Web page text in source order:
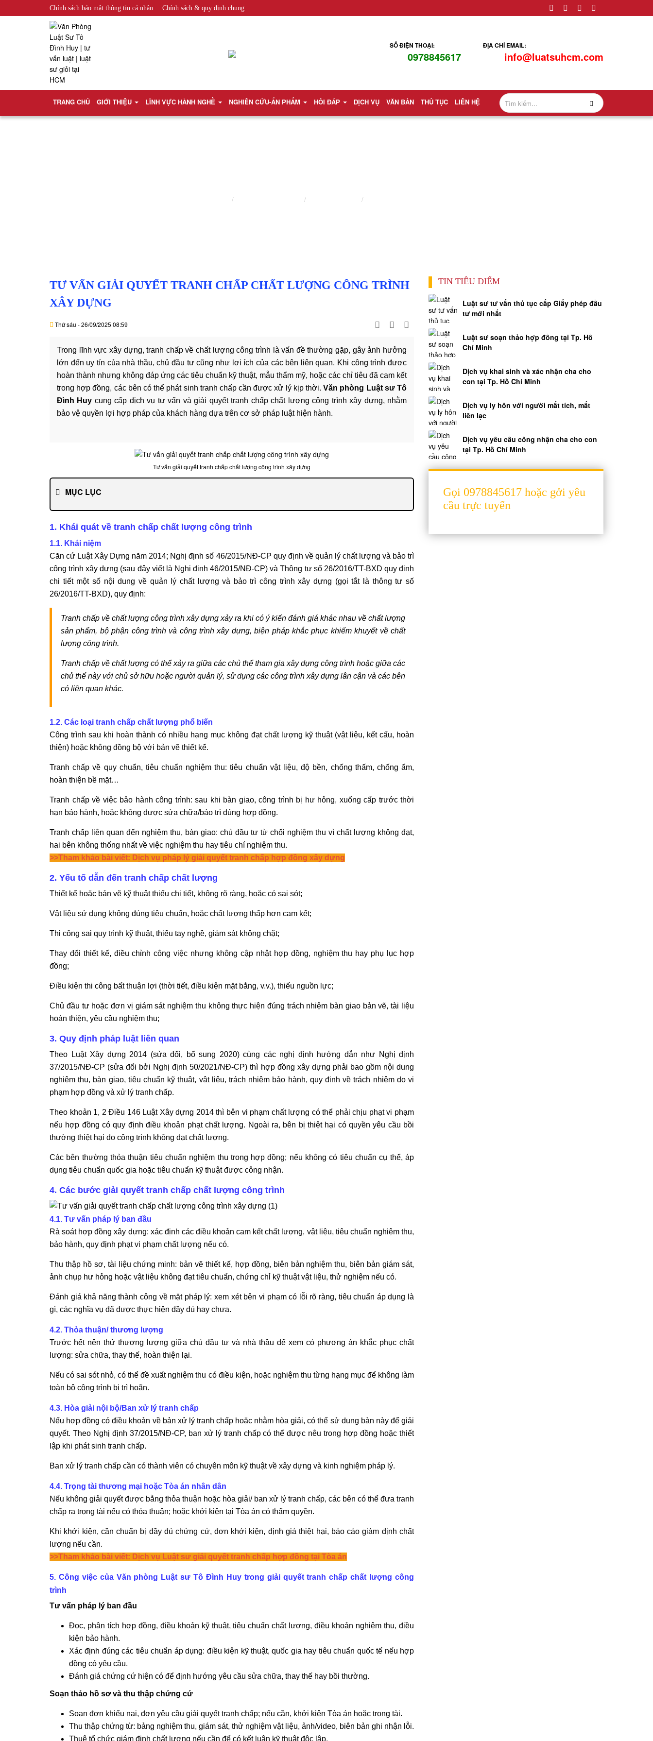
Chính sách bảo mật thông tin cá nhân Chính sách & quy định chung
SỐ ĐIỆN THOẠI:
0978845617
ĐỊA CHỈ EMAIL:
info@luatsuhcm.com
TRANG CHỦ GIỚI THIỆU LĨNH VỰC HÀNH NGHỀ NGHIÊN CỨU-ẤN PHẨM HỎI ĐÁP DỊCH VỤ VĂN BẢN THỦ TỤC LIÊN HỆ
TƯ VẤN GIẢI QUYẾT TRANH CHẤP CHẤT LƯỢNG CÔNG TRÌNH
XÂY DỰNG
Thứ sáu - 26/09/2025 08:59
Trong lĩnh vực xây dựng, tranh chấp về chất lượng công trình là vấn đề thường gặp, gây ảnh hưởng
lớn đến uy tín của nhà thầu, chủ đầu tư cũng như lợi ích của các bên liên quan. Khi công trình được
hoàn thành nhưng không đáp ứng các tiêu chuẩn kỹ thuật, mẫu thẩm mỹ, hoặc các chỉ tiêu đã cam kết
trong hợp đồng, các bên có thể phát sinh tranh chấp cần được xử lý kịp thời.Văn phòng Luật sư Tô
Đình Huy cung cấp dịch vụ tư vấn và giải quyết tranh chấp chất lượng công trình xây dựng, nhằm
bảo vệ quyền lợi hợp pháp của khách hàng dựa trên cơ sở pháp luật hiện hành.
Tư vấn giải quyết tranh chấp chất lượng công trình xây dựng
MỤC LỤC
1. Khái quát về tranh chấp chất lượng công trình
1.1. Khái niệm
Căn cứ Luật Xây Dựng năm 2014; Nghị định số 46/2015/NĐ-CP quy định về quản lý chất lượng và bảo trì
công trình xây dựng (sau đây viết là Nghị định 46/2015/NĐ-CP) và Thông tư số 26/2016/TT-BXD quy định
chi tiết một số nội dung về quản lý chất lượng và bảo trì công trình xây dựng (gọi tắt là thông tư số
26/2016/TT-BXD), quy định:
Tranh chấp về chất lượng công trình xây dựng xảy ra khi có ý kiến đánh giá khác nhau về chất lượng
sản phẩm, bộ phận công trình và công trình xây dựng, biện pháp khắc phục khiếm khuyết về chất
lượng công trình.
Tranh chấp về chất lượng có thể xảy ra giữa các chủ thể tham gia xây dựng công trình hoặc giữa các
chủ thể này với chủ sở hữu hoặc người quản lý, sử dụng các công trình xây dựng lân cận và các bên
có liên quan khác.
1.2. Các loại tranh chấp chất lượng phổ biến
Công trình sau khi hoàn thành có nhiều hạng mục không đạt chất lượng kỹ thuật (vật liệu, kết cấu, hoàn
thiện) hoặc không đồng bộ với bản vẽ thiết kế.
Tranh chấp về quy chuẩn, tiêu chuẩn nghiệm thu: tiêu chuẩn vật liệu, độ bền, chống thấm, chống ẩm,
hoàn thiện bề mặt…
Tranh chấp về việc bảo hành công trình: sau khi bàn giao, công trình bị hư hỏng, xuống cấp trước thời
hạn bảo hành, hoặc không được sửa chữa/bảo trì đúng hợp đồng.
Tranh chấp liên quan đến nghiệm thu, bàn giao: chủ đầu tư từ chối nghiệm thu vì chất lượng không đạt,
hai bên không thống nhất về việc nghiệm thu hay tiêu chí nghiệm thu.
>>Tham khảo bài viết: Dịch vụ pháp lý giải quyết tranh chấp hợp đồng xây dựng
2. Yếu tố dẫn đến tranh chấp chất lượng
Thiết kế hoặc bản vẽ kỹ thuật thiếu chi tiết, không rõ ràng, hoặc có sai sót;
Vật liệu sử dụng không đúng tiêu chuẩn, hoặc chất lượng thấp hơn cam kết;
Thi công sai quy trình kỹ thuật, thiếu tay nghề, giám sát không chặt;
Thay đổi thiết kế, điều chỉnh công việc nhưng không cập nhật hợp đồng, nghiệm thu hay phụ lục hợp
đồng;
Điều kiện thi công bất thuận lợi (thời tiết, điều kiện mặt bằng, v.v.), thiếu nguồn lực;
Chủ đầu tư hoặc đơn vị giám sát nghiệm thu không thực hiện đúng trách nhiệm bàn giao bản vẽ, tài liệu
hoàn thiện, yêu cầu nghiệm thu;
3. Quy định pháp luật liên quan
Theo Luật Xây dựng 2014 (sửa đổi, bổ sung 2020) cùng các nghị định hướng dẫn như Nghị định
37/2015/NĐ-CP (sửa đổi bởi Nghị định 50/2021/NĐ-CP) thì hợp đồng xây dựng phải bao gồm nội dung
nghiệm thu, bàn giao, tiêu chuẩn kỹ thuật, vật liệu, trách nhiệm bảo hành, quy định về trách nhiệm do vi
phạm hợp đồng và xử lý tranh chấp.
Theo khoản 1, 2 Điều 146 Luật Xây dựng 2014 thì bên vi phạm chất lượng có thể phải chịu phạt vi phạm
nếu hợp đồng có quy định điều khoản phạt chất lượng. Ngoài ra, bên bị thiệt hại có quyền yêu cầu bồi
thường thiệt hại do công trình không đạt chất lượng.
Các bên thường thỏa thuận tiêu chuẩn nghiệm thu trong hợp đồng; nếu không có tiêu chuẩn cụ thể, áp
dụng tiêu chuẩn quốc gia hoặc tiêu chuẩn kỹ thuật được công nhận.
4. Các bước giải quyết tranh chấp chất lượng công trình
4.1. Tư vấn pháp lý ban đầu
Rà soát hợp đồng xây dựng: xác định các điều khoản cam kết chất lượng, vật liệu, tiêu chuẩn nghiệm thu,
bảo hành, quy định phạt vi phạm chất lượng nếu có.
Thu thập hồ sơ, tài liệu chứng minh: bản vẽ thiết kế, hợp đồng, biên bản nghiệm thu, biên bản giám sát,
ảnh chụp hư hỏng hoặc vật liệu không đạt tiêu chuẩn, chứng chỉ kỹ thuật vật liệu, thử nghiệm nếu có.
Đánh giá khả năng thành công về mặt pháp lý: xem xét bên vi phạm có lỗi rõ ràng, tiêu chuẩn áp dụng là
gì, các nghĩa vụ đã được thực hiện đầy đủ hay chưa.
4.2. Thỏa thuận/ thương lượng
Trước hết nên thử thương lượng giữa chủ đầu tư và nhà thầu để xem có phương án khắc phục chất
lượng: sửa chữa, thay thế, hoàn thiện lại.
Nếu có sai sót nhỏ, có thể đề xuất nghiệm thu có điều kiện, hoặc nghiệm thu từng hạng mục để không làm
toàn bộ công trình bị trì hoãn.
4.3. Hòa giải nội bộ/Ban xử lý tranh chấp
Nếu hợp đồng có điều khoản về bản xử lý tranh chấp hoặc nhằm hòa giải, có thể sử dụng bàn này để giải
quyết. Theo Nghị định 37/2015/NĐ-CP, ban xử lý tranh chấp có thể được nêu trong hợp đồng hoặc thiết
lập khi phát sinh tranh chấp.
Ban xử lý tranh chấp cần có thành viên có chuyên môn kỹ thuật về xây dựng và kinh nghiệm pháp lý.
4.4. Trọng tài thương mại hoặc Tòa án nhân dân
Nếu không giải quyết được bằng thỏa thuận hoặc hòa giải/ ban xử lý tranh chấp, các bên có thể đưa tranh
chấp ra trọng tài nếu có thỏa thuận; hoặc khởi kiện tại Tòa án có thẩm quyền.
Khi khởi kiện, cần chuẩn bị đầy đủ chứng cứ, đơn khởi kiện, định giá thiệt hại, báo cáo giám định chất
lượng nếu cần.
>>Tham khảo bài viết: Dịch vụ Luật sư giải quyết tranh chấp hợp đồng tại Tòa án
5. Công việc của Văn phòng Luật sư Tô Đình Huy trong giải quyết tranh chấp chất lượng công
trình
Tư vấn pháp lý ban đầu
Đọc, phân tích hợp đồng, điều khoản kỹ thuật, tiêu chuẩn chất lượng, điều khoản nghiệm thu, điều
kiện bảo hành.
Xác định đúng các tiêu chuẩn áp dụng: điều kiện kỹ thuật, quốc gia hay tiêu chuẩn quốc tế nếu hợp
đồng có yêu cầu.
Đánh giá chứng cứ hiện có để định hướng yêu cầu sửa chữa, thay thế hay bồi thường.
Soạn thảo hồ sơ và thu thập chứng cứ
Soạn đơn khiếu nại, đơn yêu cầu giải quyết tranh chấp; nếu cần, khởi kiện Tòa án hoặc trọng tài.
Thu thập chứng từ: bảng nghiệm thu, giám sát, thử nghiệm vật liệu, ảnh/video, biên bản ghi nhận lỗi.
Thuê tổ chức giám định chất lượng nếu cần để có kết luận kỹ thuật độc lập.
TIN TIÊU ĐIỂM
Luật sư tư vấn thủ tục cấp Giấy phép đầu
tư mới nhất
Luật sư soạn thảo hợp đồng tại Tp. Hồ
Chí Minh
Dịch vụ khai sinh và xác nhận cha cho
con tại Tp. Hồ Chí Minh
Dịch vụ ly hôn với người mất tích, mất
liên lạc
Dịch vụ yêu cầu công nhận cha cho con
tại Tp. Hồ Chí Minh
Gọi 0978845617 hoặc gởi yêu
cầu trực tuyến